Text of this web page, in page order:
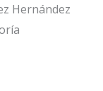
Hernández